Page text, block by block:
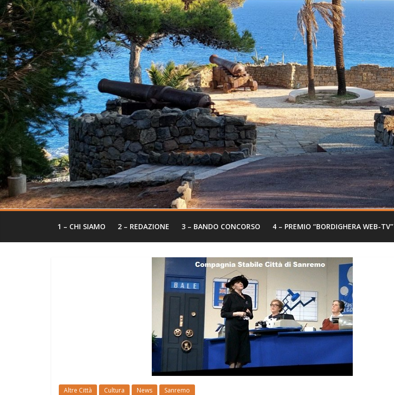
1 – CHI SIAMO 2 – REDAZIONE 3 – BANDO CONCORSO 4 – PREMIO “BORDIGHERA WEB-TV”
Altre Città Cultura News Sanremo